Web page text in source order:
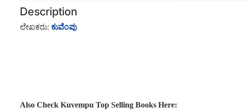
Description
ಲೇಖಕರು: ಕುವೆಂಪು
Also Check Kuvempu Top Selling Books Here: